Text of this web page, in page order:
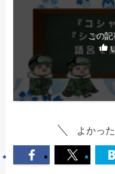
この
よかっ